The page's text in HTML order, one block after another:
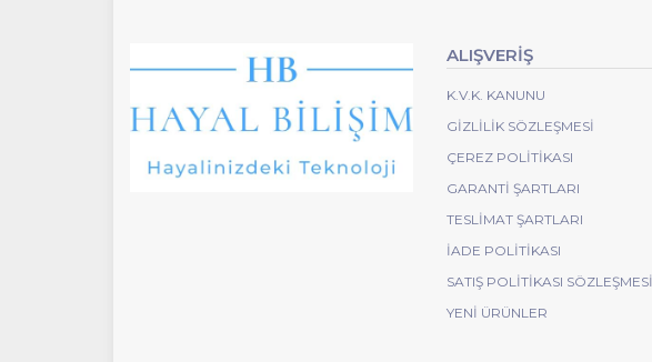
ALIŞVERİŞ
K.V.K. KANUNU
GIZLILIK SÖZLEŞMESI
ÇEREZ POLITIKASI
GARANTI ŞARTLARI
TESLIMAT ŞARTLARI
İADE POLITIKASI
SATIŞ POLITIKASI SÖZLEŞMESI
YENI ÜRÜNLER